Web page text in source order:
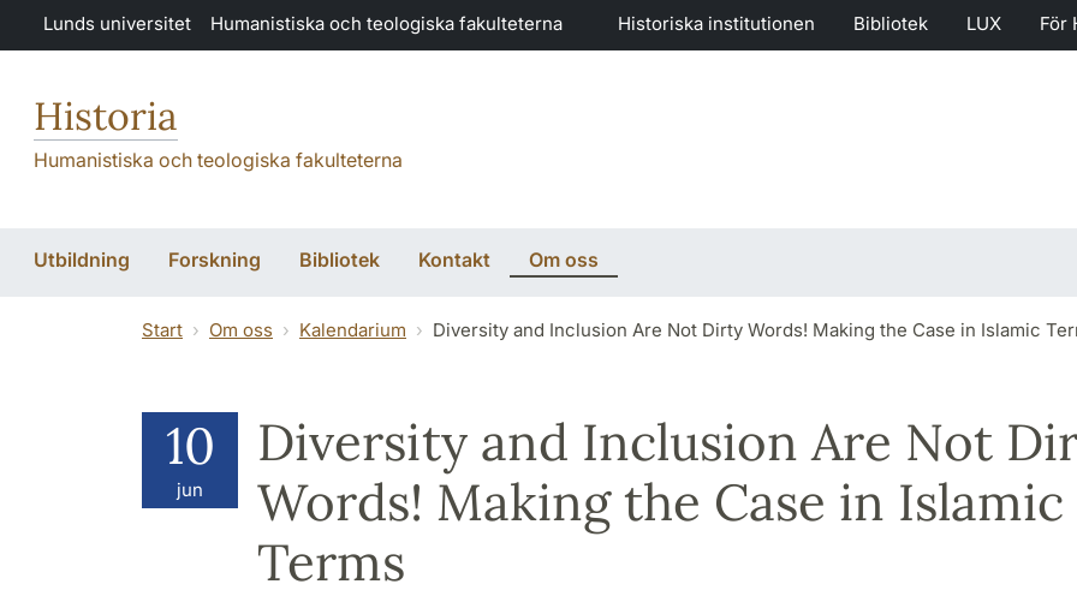
Hoppa till huvudinnehåll
Lunds universitet Humanistiska och teologiska fakulteterna Historiska institutionen Bibliotek LUX För
Historia
Humanistiska och teologiska fakulteterna
Utbildning Forskning Bibliotek Kontakt Om oss
Start Om oss Kalendarium Diversity and Inclusion Are Not Dirty Words! Making the Case in Islamic
10
jun
Diversity and Inclusion Are Not
Words! Making the Case in Islamic
Terms